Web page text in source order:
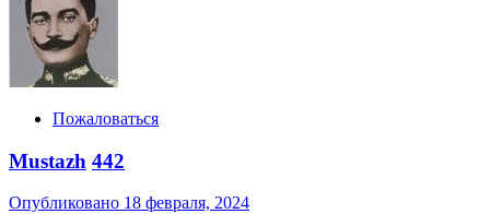
Пожаловаться
Mustazh 442
Опубликовано 18 февраля, 2024